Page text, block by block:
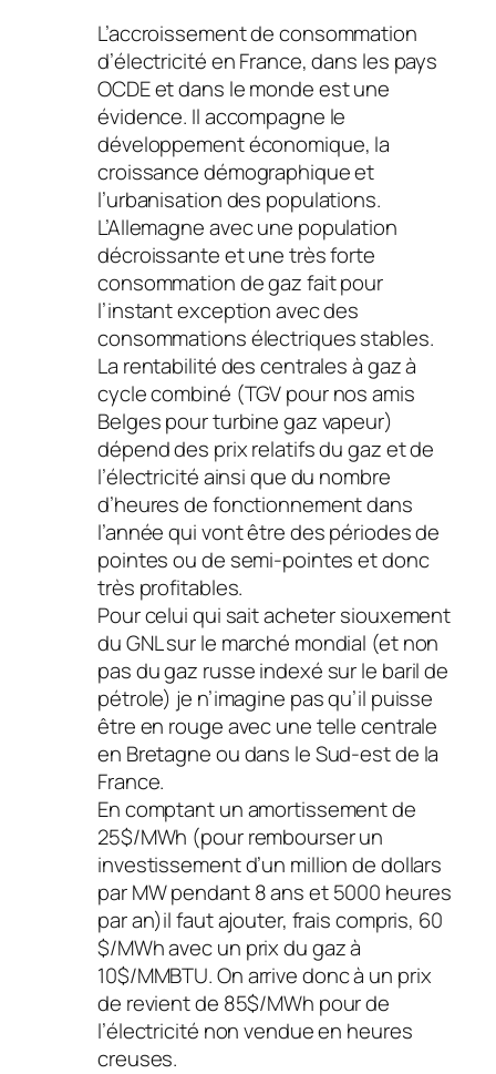
L’accroissement de consommation
d’électricité en France, dans les pays
OCDE et dans le monde est une
évidence. Il accompagne le
développement économique, la
croissance démographique et
l’urbanisation des populations.
L’Allemagne avec une population
décroissante et une très forte
consommation de gaz fait pour
l’instant exception avec des
consommations électriques stables.
La rentabilité des centrales à gaz à
cycle combiné (TGV pour nos amis
Belges pour turbine gaz vapeur)
dépend des prix relatifs du gaz et de
l’électricité ainsi que du nombre
d’heures de fonctionnement dans
l’année qui vont être des périodes de
pointes ou de semi-pointes et donc
très profitables.
Pour celui qui sait acheter siouxement
du GNL sur le marché mondial (et non
pas du gaz russe indexé sur le baril de
pétrole) je n’imagine pas qu’il puisse
être en rouge avec une telle centrale
en Bretagne ou dans le Sud-est de la
France.
En comptant un amortissement de
25$/MWh (pour rembourser un
investissement d’un million de dollars
par MW pendant 8 ans et 5000 heures
par an)il faut ajouter, frais compris, 60
$/MWh avec un prix du gaz à
10$/MMBTU. On arrive donc à un prix
de revient de 85$/MWh pour de
l’électricité non vendue en heures
creuses.